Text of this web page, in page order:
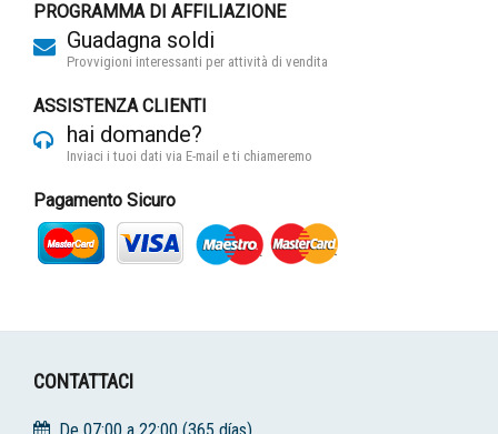
PROGRAMMA DI AFFILIAZIONE
Guadagna soldi
Provvigioni interessanti per attività di vendita
ASSISTENZA CLIENTI
hai domande?
Inviaci i tuoi dati via E-mail e ti chiameremo
Pagamento Sicuro
CONTATTACI